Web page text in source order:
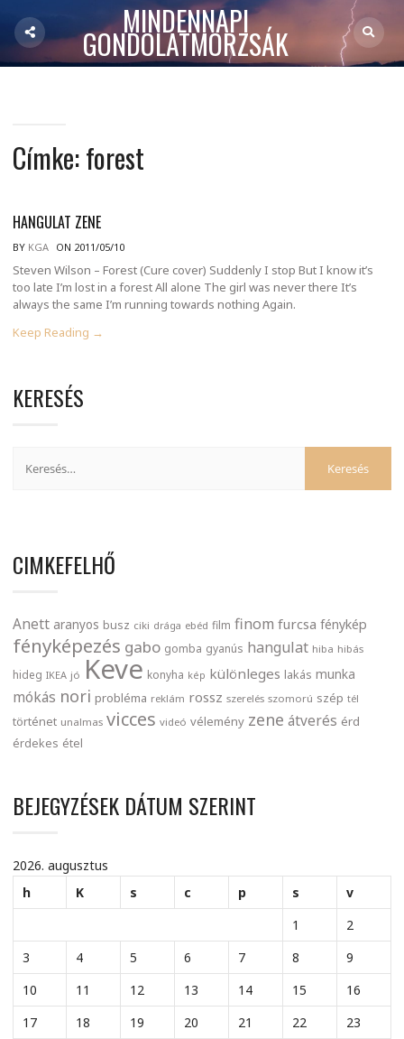
MINDENNAPI
GONDOLATMORZSÁK
Címke:forest
HANGULAT ZENE
BY KGA ON 2011/05/10
Steven Wilson – Forest (Cure cover) Suddenly I stop But I know it’s
too late I’m lost in a forest All alone The girl was never there It’s
always the same I’m running towards nothing Again.
Keep Reading →
KERESÉS
CIMKEFELHŐ
Anett aranyos busz ciki drága ebéd film finom furcsa fénykép
fényképezés gabo gomba gyanús hangulat hiba hibás
hideg IKEA jó Keve konyha kép különleges lakás munka
mókás nori probléma reklám rossz szerelés szomorú szép tél
történet unalmas vicces videó vélemény zene átverés érd
érdekes étel
BEJEGYZÉSEK DÁTUM SZERINT
2026. augusztus
h
K s c p s
v
1
2
3
4 5 6 7 8
9
10
11 12 13 14 15
16
17
18 19 20 21 22
23